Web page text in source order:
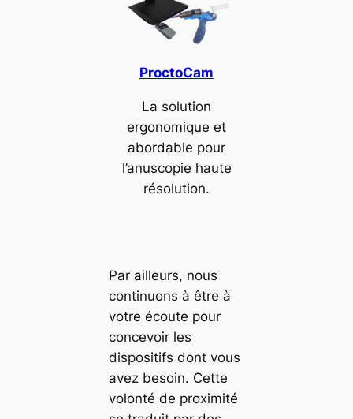
ProctoCam
La solution
ergonomique et
abordable pour
l’anuscopie haute
résolution.
Par ailleurs, nous
continuons à être à
votre écoute pour
concevoir les
dispositifs dont vous
avez besoin. Cette
volonté de proximité